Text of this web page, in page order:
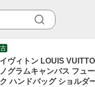
ヴィトン LOUIS
グラムキャンバス フュ
ハンドバッグ ショルダ